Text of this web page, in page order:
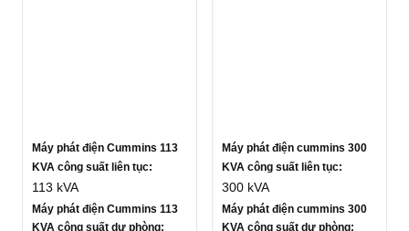
Máy phát điện Cummins 113
KVA công suất liên tục:
113 kVA
Máy phát điện Cummins 113
KVA công suất dự phòng:
Máy phát điện cummins 300
KVA công suất liên tục:
300 kVA
Máy phát điện cummins 300
KVA công suất dự phòng: